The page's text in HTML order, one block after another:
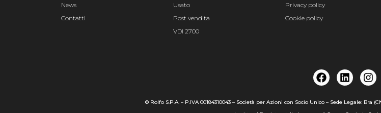
News
Contatti
Usato
Post vendita
VDI 2700
Privacy policy
Cookie policy
© Rolfo S.P.A. – P.IVA 00184310043 – Società per Azioni con Socio Unico – Sede Legale: Bra